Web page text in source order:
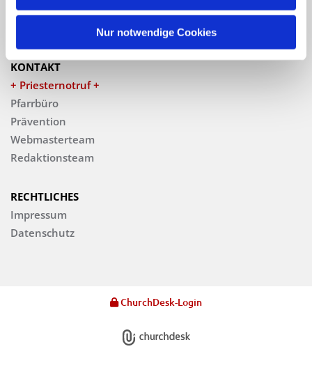
Nur notwendige Cookies
Gottesdienste
KONTAKT
+ Priesternotruf +
Pfarrbüro
Prävention
Webmasterteam
Redaktionsteam
RECHTLICHES
Impressum
Datenschutz
ChurchDesk-Login